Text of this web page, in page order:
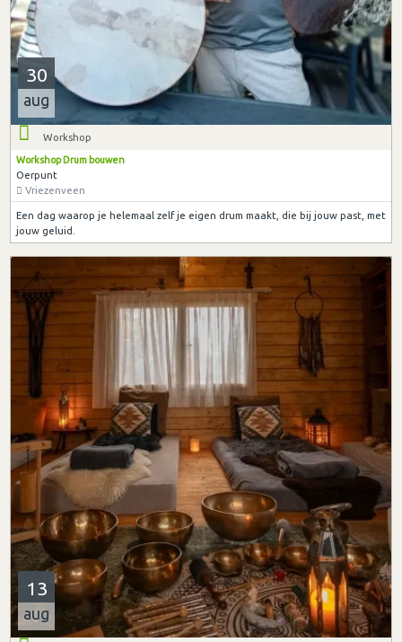
30
aug
Workshop
Workshop Drum bouwen
Oerpunt
Vriezenveen
Een dag waarop je helemaal zelf je eigen drum maakt, die bij jouw past, met
jouw geluid.
13
aug